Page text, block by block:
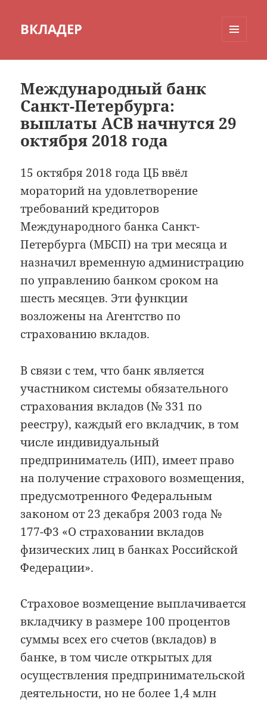
ВКЛАДЕР
Международный банк
Санкт-Петербурга:
выплаты АСВ начнутся 29
октября 2018 года
15 октября 2018 года ЦБ ввёл
мораторий на удовлетворение
требований кредиторов
Международного банка Санкт-
Петербурга (МБСП) на три месяца и
назначил временную администрацию
по управлению банком сроком на
шесть месяцев. Эти функции
возложены на Агентство по
страхованию вкладов.
В связи с тем, что банк является
участником системы обязательного
страхования вкладов (№ 331 по
реестру), каждый его вкладчик, в том
числе индивидуальный
предприниматель (ИП), имеет право
на получение страхового возмещения,
предусмотренного Федеральным
законом от 23 декабря 2003 года №
177-Ф3 «О страховании вкладов
физических лиц в банках Российской
Федерации».
Страховое возмещение выплачивается
вкладчику в размере 100 процентов
суммы всех его счетов (вкладов) в
банке, в том числе открытых для
осуществления предпринимательской
деятельности, но не более 1,4 млн